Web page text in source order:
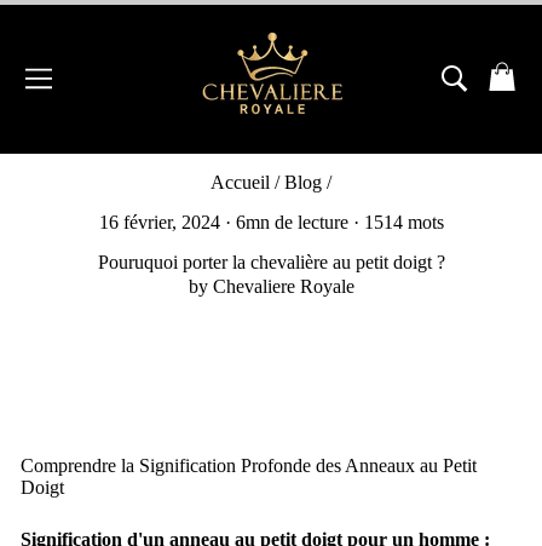
Passer
Accueil / Blog /
16 février, 2024· 6mn de lecture · 1514 mots
Pouruquoi porter la chevalière au petit doigt ?
by Chevaliere Royale
Comprendre la Signification Profonde des Anneaux au Petit
Doigt
Signification d'un anneau au petit doigt pour un homme :